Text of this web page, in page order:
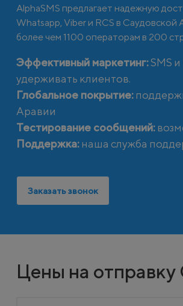
AlphaSMS предлагает надежную
Whatsapp, Viber и RCS в
более чем 1100 операторам в 200
Эффективный маркетинг:SMS
удерживать клиентов.
Глобальное покрытие:
Аравии
Тестирование сообщений:
Поддержка:наша служба
Заказать звонок
Цены на